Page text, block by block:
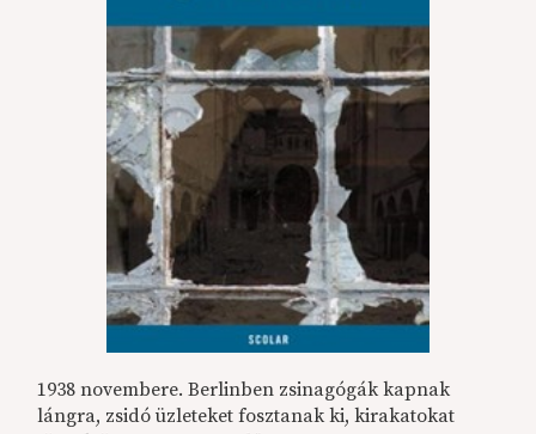
1938 novembere. Berlinben zsinagógák kapnak
lángra, zsidó üzleteket fosztanak ki, kirakatokat